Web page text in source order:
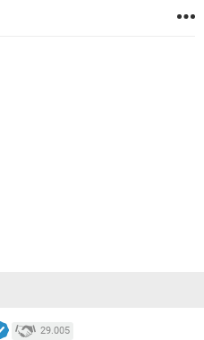
29.005